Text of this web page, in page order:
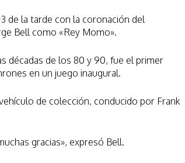
de la tarde con la coronación del
Bell como «Rey Momo».
décadas de los 80 y 90, fue el primer
en un juego inaugural.
de colección, conducido por Frank
gracias», expresó Bell.